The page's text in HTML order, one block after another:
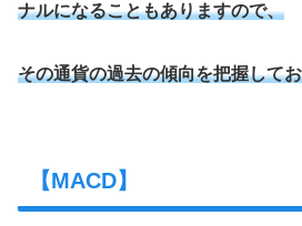
ナルになることもありますので、
その通貨の過去の傾向を把握して
【MACD】